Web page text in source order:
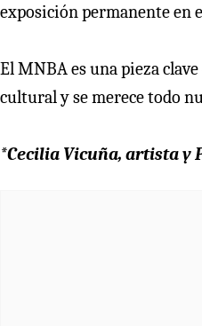
exposición permanente en
El MNBA es una pieza
cultural y se merece todo
*Cecilia Vicuña, artista y